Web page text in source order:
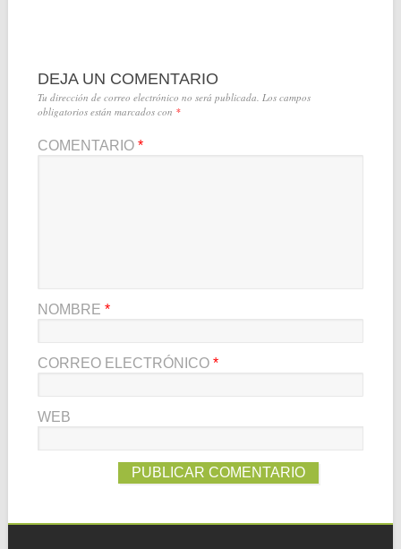
DEJA UN COMENTARIO
Tu dirección de correo electrónico no será publicada. Los campos
obligatorios están marcados con *
COMENTARIO *
NOMBRE *
CORREO ELECTRÓNICO *
WEB